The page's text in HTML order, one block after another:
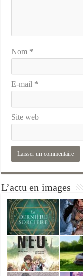
Nom *
E-mail *
Site web
L’actu en images